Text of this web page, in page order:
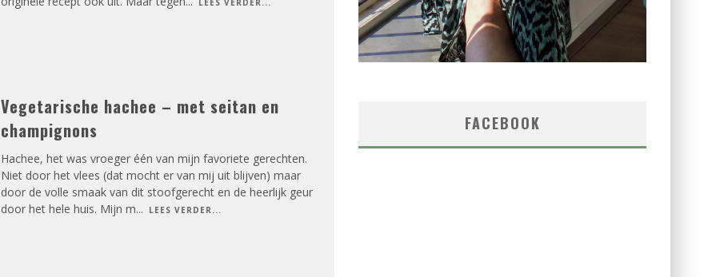
LEES VERDER...
Vegetarische hachee – met seitan en
champignons
Hachee, het was vroeger één van mijn favoriete gerechten.
Niet door het vlees (dat mocht er van mij uit blijven) maar
door de volle smaak van dit stoofgerecht en de heerlijk geur
door het hele huis. Mijn m... LEES VERDER...
FACEBOOK